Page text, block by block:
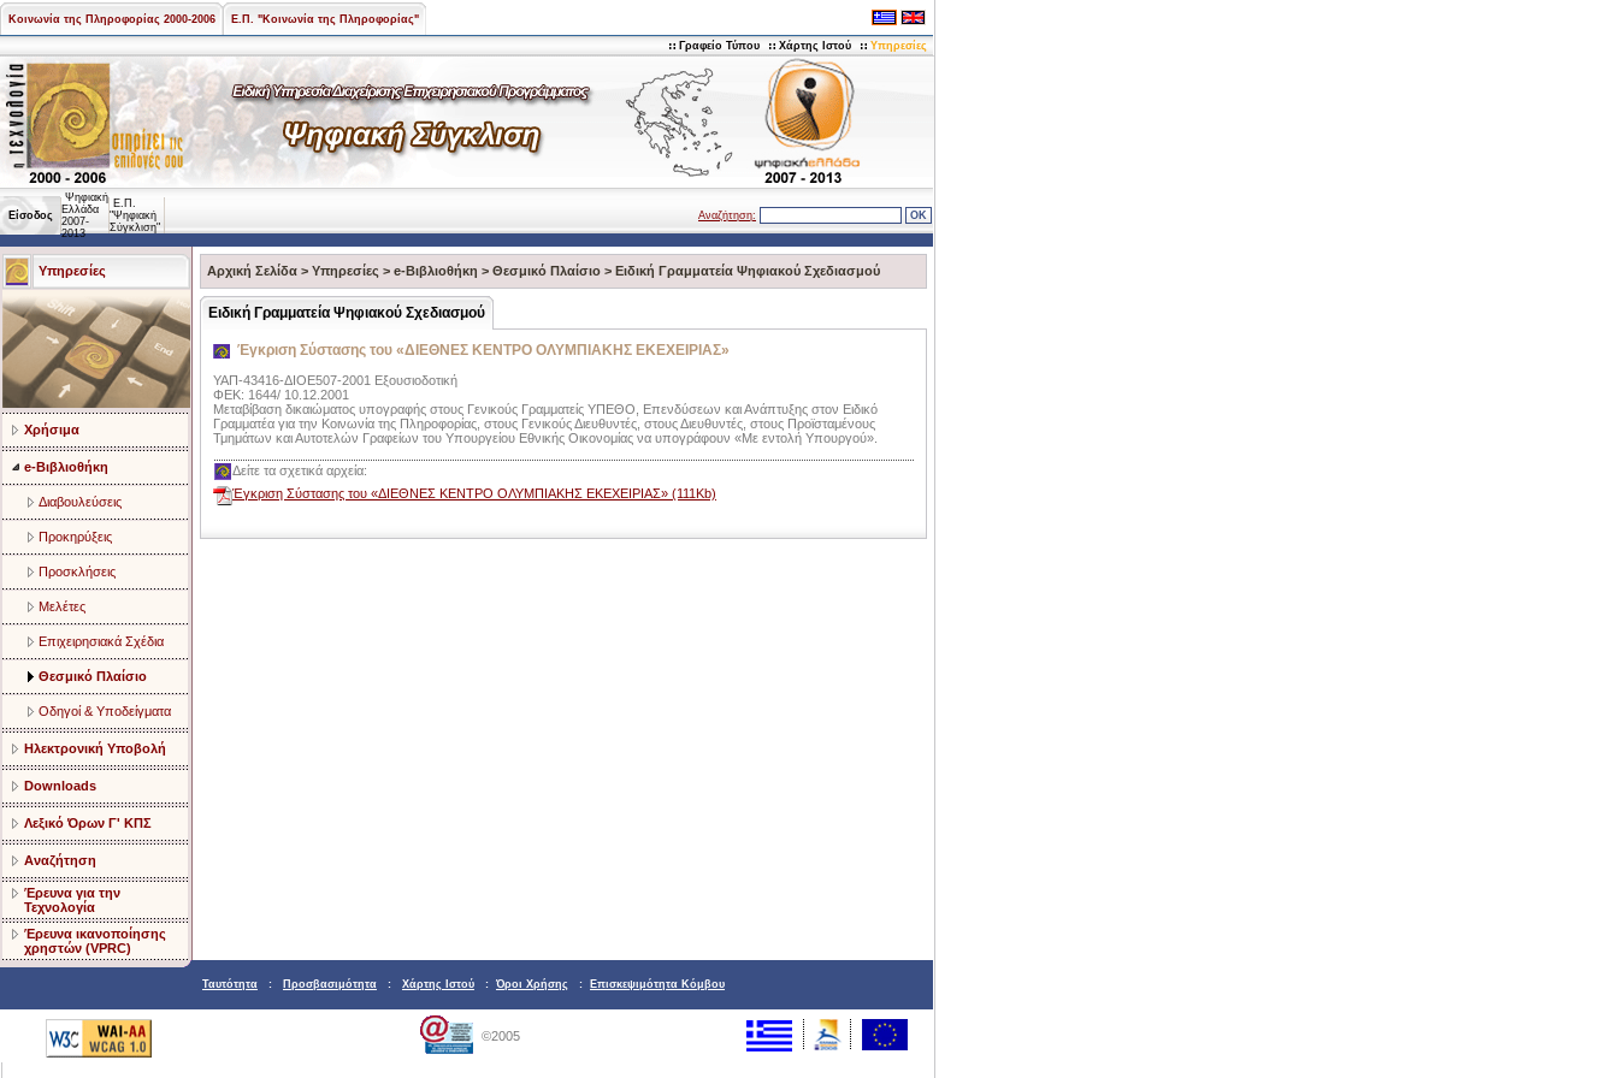
Κοινωνία της Πληροφορίας 2000-2006 Ε.Π. "Κοινωνία της Πληροφορίας"
Γραφείο Τύπου Χάρτης Ιστού Υπηρεσίες
Είσοδος
Ψηφιακή
Ελλάδα
2007-
2013
Ε.Π.
"Ψηφιακή
Σύγκλιση"
Αναζήτηση:
Υπηρεσίες
Χρήσιμα
e-Βιβλιοθήκη
Διαβουλεύσεις
Προκηρύξεις
Προσκλήσεις
Μελέτες
Επιχειρησιακά Σχέδια
Θεσμικό Πλαίσιο
Οδηγοί & Υποδείγματα
Ηλεκτρονική Υποβολή
Downloads
Λεξικό Όρων Γ' ΚΠΣ
Αναζήτηση
Έρευνα για την
Τεχνολογία
Έρευνα ικανοποίησης
χρηστών (VPRC)
Αρχική Σελίδα > Υπηρεσίες > e-Βιβλιοθήκη > Θεσμικό Πλαίσιο > Ειδική Γραμματεία Ψηφιακού Σχεδιασμού
Ειδική Γραμματεία Ψηφιακού Σχεδιασμού
Έγκριση Σύστασης του «ΔΙΕΘΝΕΣ ΚΕΝΤΡΟ ΟΛΥΜΠΙΑΚΗΣ ΕΚΕΧΕΙΡΙΑΣ»
ΥΑΠ-43416-ΔΙΟΕ507-2001 Εξουσιοδοτική
ΦΕΚ: 1644/ 10.12.2001
Μεταβίβαση δικαιώματος υπογραφής στους Γενικούς Γραμματείς ΥΠΕΘΟ, Επενδύσεων και Ανάπτυξης στον Ειδικό
Γραμματέα για την Κοινωνία της Πληροφορίας, στους Γενικούς Διευθυντές, στους Διευθυντές, στους Προϊσταμένους
Τμημάτων και Αυτοτελών Γραφείων του Υπουργείου Εθνικής Οικονομίας να υπογράφουν «Με εντολή Υπουργού».
Δείτε τα σχετικά αρχεία:
Έγκριση Σύστασης του «ΔΙΕΘΝΕΣ ΚΕΝΤΡΟ ΟΛΥΜΠΙΑΚΗΣ ΕΚΕΧΕΙΡΙΑΣ» (111Kb)
Ταυτότητα : Προσβασιμότητα : Χάρτης Ιστού : Όροι Χρήσης : Επισκεψιμότητα Κόμβου
©2005